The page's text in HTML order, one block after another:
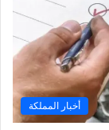
أخبار المملكة